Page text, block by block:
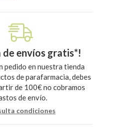
de envíos gratis*!
pedido en nuestra tienda
de parafarmacia, debes
de 100€ no cobramos
de envío.
condiciones